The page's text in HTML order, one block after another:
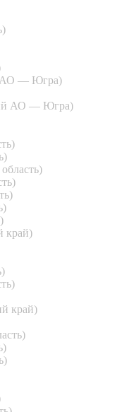
АО — Югра)
АО — Югра)
край)
край)